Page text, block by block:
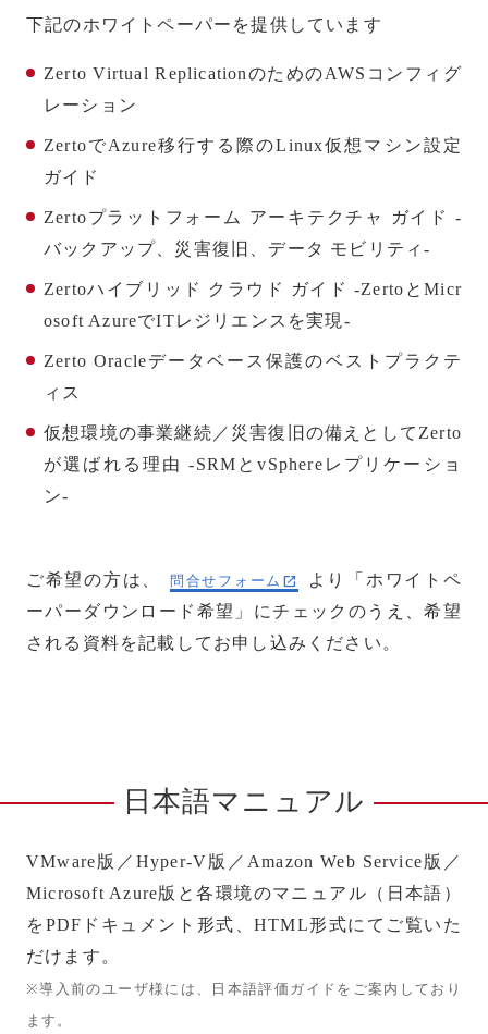
下記のホワイトペーパーを提供しています
Zerto Virtual ReplicationのためのAWSコンフィグ
レーション
ZertoでAzure移行する際のLinux仮想マシン設定
ガイド
Zertoプラットフォーム アーキテクチャ ガイド -
バックアップ、災害復旧、データ モビリティ-
Zertoハイブリッド クラウド ガイド -ZertoとMicr
osoft AzureでITレジリエンスを実現-
Zerto Oracleデータベース保護のベストプラクテ
ィス
仮想環境の事業継続／災害復旧の備えとしてZerto
が選ばれる理由 -SRMとvSphereレプリケーショ
ン-
ご希望の方は、 問合せフォーム
より「ホワイトペ
ーパーダウンロード希望」にチェックのうえ、希望
される資料を記載してお申し込みください。
日本語マニュアル
VMware版／Hyper-V版／Amazon Web Service版／
Microsoft Azure版と各環境のマニュアル（日本語）
をPDFドキュメント形式、HTML形式にてご覧いた
だけます。
※導入前のユーザ様には、日本語評価ガイドをご案内しており
ます。